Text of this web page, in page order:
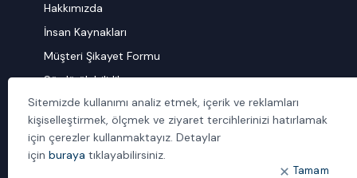
Hakkımızda
İnsan Kaynakları
Müşteri Şikayet Formu
Sürdürülebilirlik
Politika ve Prosedürler
İletişim
Sitemizde kullanımı analiz etmek, içerik ve reklamları
kişiselleştirmek, ölçmek ve ziyaret tercihlerinizi hatırlamak
için çerezler kullanmaktayız. Detaylar
için buraya tıklayabilirsiniz.
Tamam